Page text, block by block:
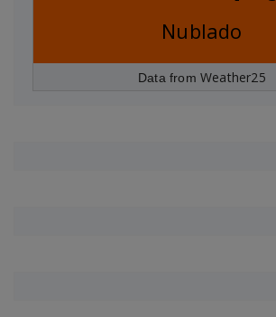
Nublado
Data fromWeather25